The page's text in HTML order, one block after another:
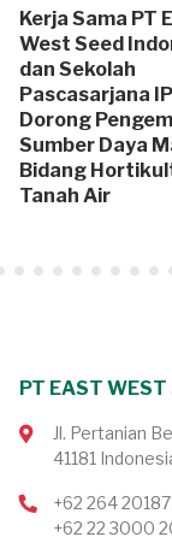
Kerja Sama PT
West Seed
dan Sekolah
Pascasarjana
Dorong
Sumber Daya
Bidang
Tanah Air
PT EAST WEST
Jl. Pertanian
41181
+62 264
+62 22 3000